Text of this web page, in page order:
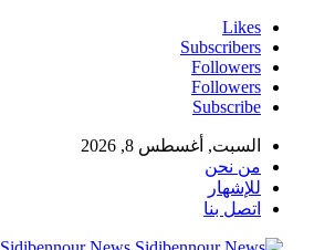
Likes
Subscribers
Followers
Followers
Subscribe
السبت, أغسطس 8, 2026
من نحن
للإشهار
اتصل بنا